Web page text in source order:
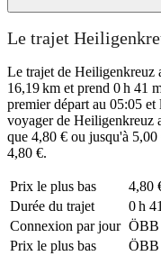
Le trajet
Le trajet de Heiligenkreuz
16,19 km et prend 0 h 41
premier départ au 05:05
voyager de Heiligenkreuz
que 4,80 € ou jusqu'à
4,80 €.
Prix ​​le plus bas
4,80
Durée du trajet
0 h
Connexion par jour ÖBB
Prix ​​le plus bas
ÖBB